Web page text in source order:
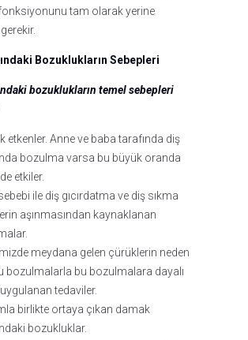
tam olarak yerine
Bozuklukların Sebepleri
bozuklukların temel sebepleri
etkenler. Anne ve baba tarafında diş
bozulma varsa bu büyük oranda
etkiler.
ile diş gıcırdatma ve diş sıkma
aşınmasından kaynaklanan
meydana gelen çürüklerin neden
bozulmalarla bu bozulmalara dayalı
tedaviler.
birlikte ortaya çıkan damak
bozukluklar.